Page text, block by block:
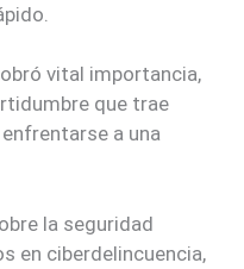
vital importancia,
que trae
a una
la seguridad
en ciberdelincuencia,